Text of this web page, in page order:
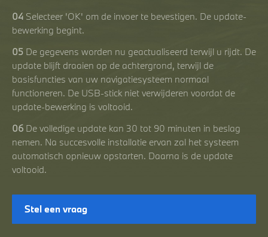
04 Selecteer 'OK' om de invoer te bevestigen. De update-
bewerking begint.
05 De gegevens worden nu geactualiseerd terwijl u rijdt. De
update blijft draaien op de achtergrond, terwijl de
basisfuncties van uw navigatiesysteem normaal
functioneren. De USB-stick niet verwijderen voordat de
update-bewerking is voltooid.
06 De volledige update kan 30 tot 90 minuten in beslag
nemen. Na succesvolle installatie ervan zal het systeem
automatisch opnieuw opstarten. Daarna is de update
voltooid.
Stel een vraag